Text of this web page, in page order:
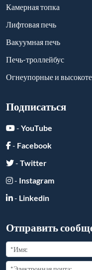
Камерная топка
Лифтовая печь
Вакуумная печь
Печь-троллейбус
Огнеупорные и
Подписаться
- YouTube
- Facebook
- Twitter
- Instagram
- Linkedin
Отправить